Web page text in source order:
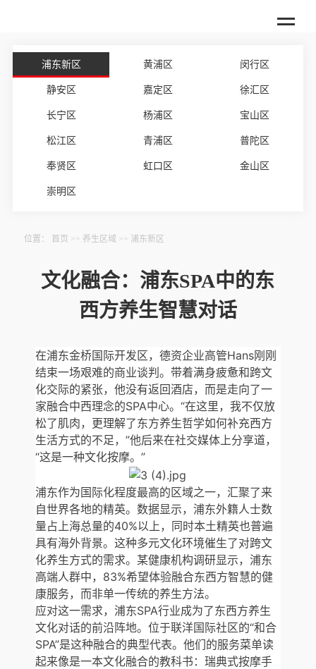
浦东新区 黄浦区 闵行区
静安区 嘉定区 徐汇区
长宁区 杨浦区 宝山区
松江区 青浦区 普陀区
奉贤区 虹口区 金山区
崇明区
位置： 首页 >> 养生区域 >> 浦东新区
文化融合：浦东SPA中的东
西方养生智慧对话
在浦东金桥国际开发区，德资企业高管Hans刚刚
结束一场艰难的商业谈判。带着满身疲惫和跨文
化交际的紧张，他没有返回酒店，而是走向了一
家融合中西理念的SPA中心。“在这里，我不仅放
松了肌肉，更理解了东方养生哲学如何补充西方
生活方式的不足，”他后来在社交媒体上分享道，
“这是一种文化按摩。”
浦东作为国际化程度最高的区域之一，汇聚了来
自世界各地的精英。数据显示，浦东外籍人士数
量占上海总量的40%以上，同时本土精英也普遍
具有海外背景。这种多元文化环境催生了对跨文
化养生方式的需求。某健康机构调研显示，浦东
高端人群中，83%希望体验融合东西方智慧的健
康服务，而非单一传统的养生方法。
应对这一需求，浦东SPA行业成为了东西方养生
文化对话的前沿阵地。位于联洋国际社区的“和合
SPA”是这种融合的典型代表。他们的服务菜单读
起来像是一本文化融合的教科书：瑞典式按摩手